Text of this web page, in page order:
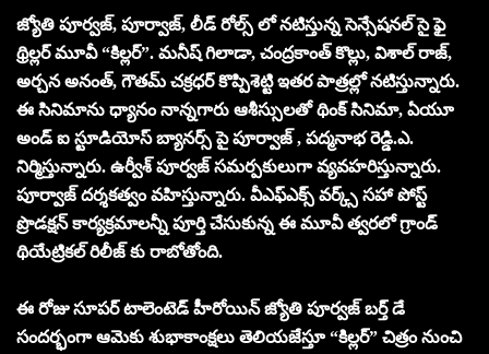
జ్యోతి పూర్వజ్, పూర్వాజ్, లీడ్ రోల్స్ లో నటిస్తున్న సెన్సేషనల్ సై ఫై
థ్రిల్లర్ మూవీ “కిల్లర్”. మనీష్ గిలాడా, చంద్రకాంత్ కొల్లు, విశాల్ రాజ్,
అర్చన అనంత్, గౌతమ్ చక్రధర్ కొప్పిశెట్టి ఇతర పాత్రల్లో నటిస్తున్నారు.
ఈ సినిమాను ధ్యానం నాన్నగారు ఆశీస్సులతో థింక్ సినిమా, ఏయూ
అండ్ ఐ స్టూడియోస్ బ్యానర్స్ పై పూర్వాజ్ , పద్మనాభ రెడ్డి.ఎ.
నిర్మిస్తున్నారు. ఉర్వీశ్ పూర్వజ్ సమర్పకులుగా వ్యవహరిస్తున్నారు.
పూర్వాజ్ దర్శకత్వం వహిస్తున్నారు. వీఎఫ్ఎక్స్ వర్క్స్ సహా పోస్ట్
ప్రొడక్షన్ కార్యక్రమాలన్నీ పూర్తి చేసుకున్న ఈ మూవీ త్వరలో గ్రాండ్
థియేట్రికల్ రిలీజ్ కు రాబోతోంది.
ఈ రోజు సూపర్ టాలెంటెడ్ హీరోయిన్ జ్యోతి పూర్వజ్ బర్త్ డే
సందర్భంగా ఆమెకు శుభాకాంక్షలు తెలియజేస్తూ “కిల్లర్” చిత్రం నుంచి